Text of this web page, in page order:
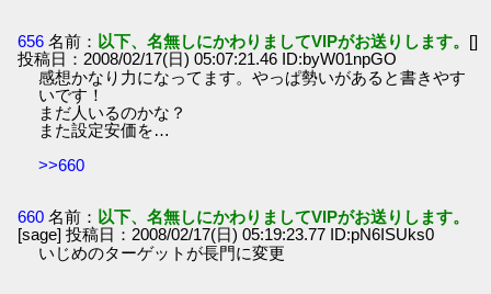
656 名前： 以下、名無しにかわりましてVIPがお送りします。 []
投稿日：2008/02/17(日) 05:07:21.46 ID:byW01npGO
感想かなり力になってます。やっぱ勢いがあると書きやす
いです！
まだ人いるのかな？
また設定安価を…
>>660
660 名前： 以下、名無しにかわりましてVIPがお送りします。
[sage] 投稿日：2008/02/17(日) 05:19:23.77 ID:pN6ISUks0
いじめのターゲットが長門に変更